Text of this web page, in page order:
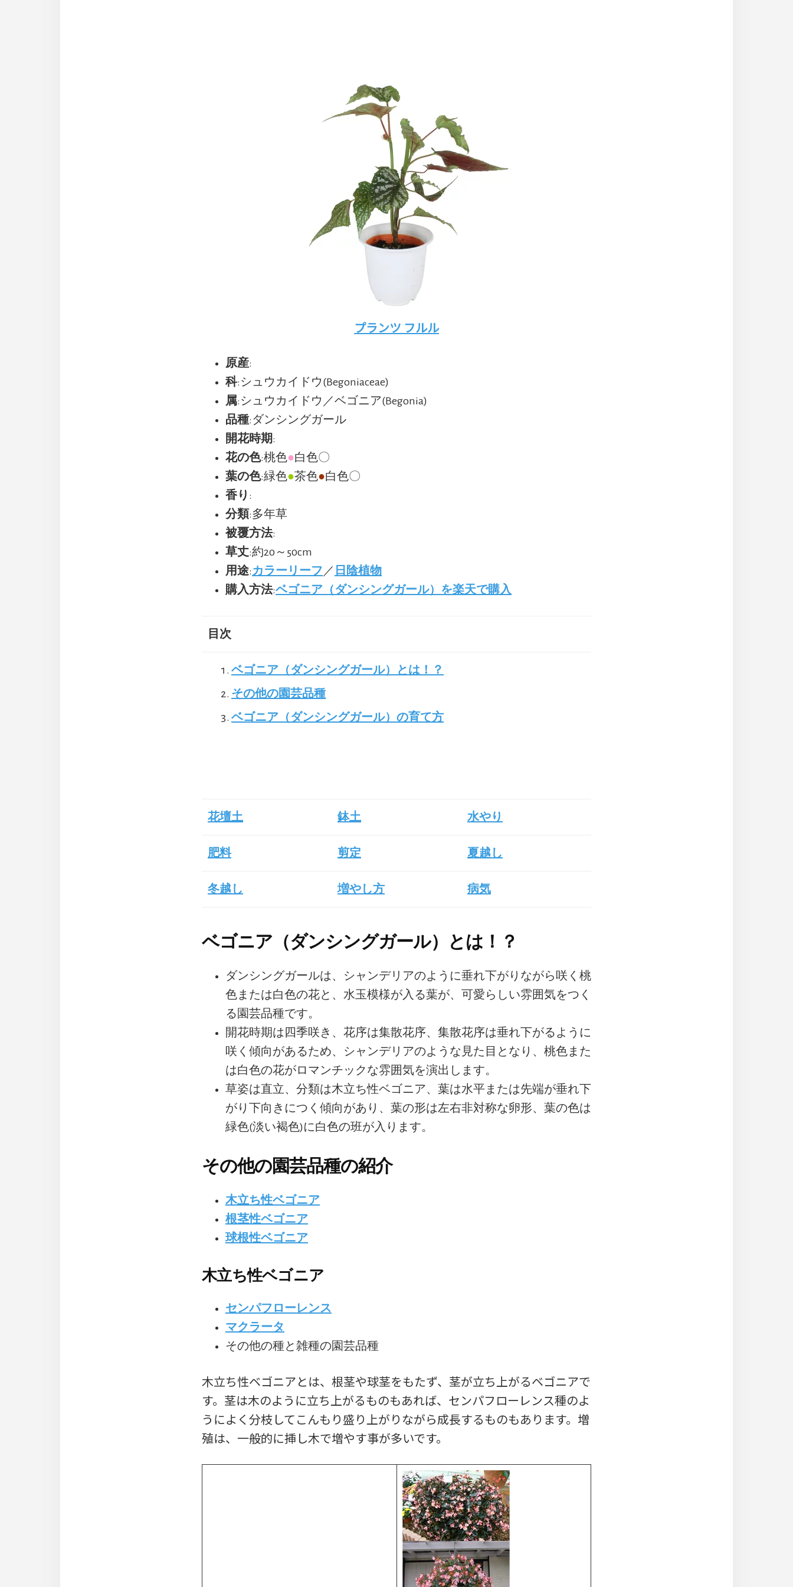
プランツ フルル
原産:
科:シュウカイドウ(Begoniaceae)
属:シュウカイドウ／ベゴニア(Begonia)
品種:ダンシングガール
開花時期 :
花の色:桃色●白色〇
葉の色:緑色●茶色●白色〇
香り :
分類:多年草
被覆方法:
草丈:約20～50cm
用途: カラーリーフ ／ 日陰植物
購入方法:ベゴニア（ダンシングガール）を楽天で購入
目次
ベゴニア（ダンシングガール）とは！？
その他の園芸品種
ベゴニア（ダンシングガール）の育て方
花壇土 鉢土 水やり
肥料 剪定 夏越し
冬越し 増やし方 病気
ベゴニア（ダンシングガール）とは！？
ダンシングガールは、シャンデリアのように垂れ下がりながら咲く桃
色または白色の花と、水玉模様が入る葉が、可愛らしい雰囲気をつく
る園芸品種です。
開花時期は四季咲き、花序は集散花序、集散花序は垂れ下がるように
咲く傾向があるため、シャンデリアのような見た目となり、桃色また
は白色の花がロマンチックな雰囲気を演出します。
草姿は直立、分類は木立ち性ベゴニア、葉は水平または先端が垂れ下
がり下向きにつく傾向があり、葉の形は左右非対称な卵形、葉の色は
緑色(淡い褐色)に白色の班が入ります。
その他の園芸品種の紹介
木立ち性ベゴニア
根茎性ベゴニア
球根性ベゴニア
木立ち性ベゴニア
センパフローレンス
マクラータ
その他の種と雑種の園芸品種
木立ち性ベゴニアとは、根茎や球茎をもたず、茎が立ち上がるベゴニアで
す。茎は木のように立ち上がるものもあれば、センパフローレンス種のよ
うによく分枝してこんもり盛り上がりながら成長するものもあります。増
殖は、一般的に挿し木で増やす事が多いです。